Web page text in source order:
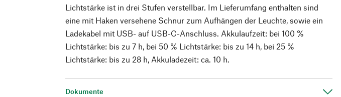
Lichtstärke ist in drei Stufen verstellbar. Im Lieferumfang enthalten sind
eine mit Haken versehene Schnur zum Aufhängen der Leuchte, sowie ein
Ladekabel mit USB- auf USB-C-Anschluss. Akkulaufzeit: bei 100 %
Lichtstärke: bis zu 7 h, bei 50 % Lichtstärke: bis zu 14 h, bei 25 %
Lichtstärke: bis zu 28 h, Akkuladezeit: ca. 10 h.
Dokumente